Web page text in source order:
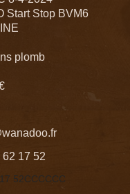
Start Stop BVM6
plomb
17 52
52CCCCCC